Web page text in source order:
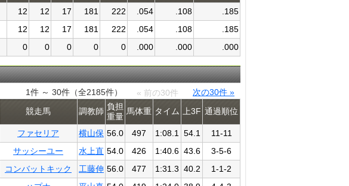
12 12 17 181 222 .054 .108
.185
12 12 17 181 222 .054 .108
.185
0 0 0 0 0 .000 .000 .000
1件 ～ 30件（全2185件） « 前の30件 次の30件 »
競走馬 調教師 負担
重量
馬体重 タイム 上3F 通過​順位
ファセリア 横山保 56.0 497 1:08.1 54.1
11-11
サッシーユー 水上直 54.0 426 1:40.6 43.6
3-5-6
コンバットキック 工藤伸 56.0 477 1:31.3 40.2
1-1-2